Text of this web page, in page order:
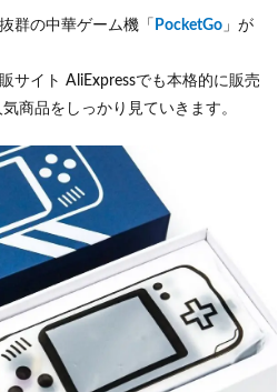
群の中華ゲーム機「 PocketGo 」が
サイト AliExpressでも本格的に販売
商品をしっかり見ていきます。